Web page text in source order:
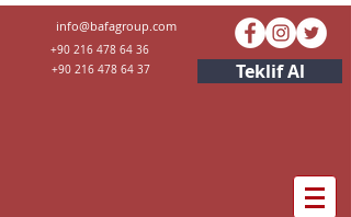
info@bafagroup.com
+90 216 478 64 36 ​
+90 216 478 64 37 ​
Teklif Al